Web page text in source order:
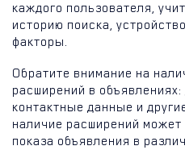
каждого пользователя,
историю поиска,
факторы.
Обратите внимание на
расширений в
контактные данные и
наличие расширений
показа объявления в